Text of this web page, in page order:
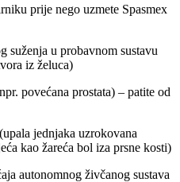
prije nego uzmete Spasmex
suženja u probavnom sustavu
iz želuca)
povećana prostata) – patite od
jednjaka uzrokovana
kao žareća bol iza prsne kosti)
autonomnog živčanog sustava